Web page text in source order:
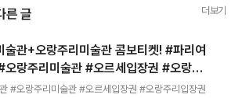
른 글 더보기
관+오랑주리미술관 콤보티켓! #파리여
랑주리미술관 #오르세입장권 #오랑주
물관 #파리여행준비
#오랑주리미술관 #오르세입장권 #오랑주리입장권